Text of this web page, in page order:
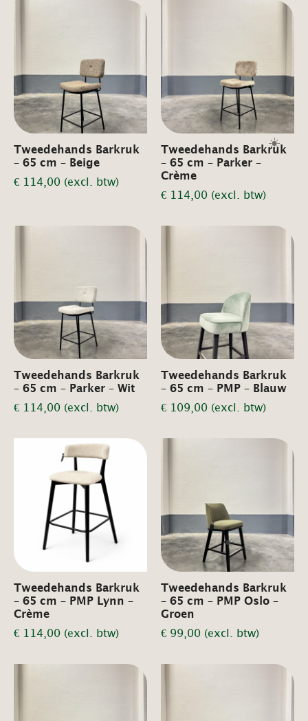
Tweedehands Barkruk
– 65 cm – Beige
€ 114,00 (excl. btw)
Tweedehands Barkruk
– 65 cm – Parker –
Crème
€ 114,00 (excl. btw)
Tweedehands Barkruk
– 65 cm – Parker – Wit
€ 114,00 (excl. btw)
Tweedehands Barkruk
– 65 cm – PMP – Blauw
€ 109,00 (excl. btw)
Tweedehands Barkruk
– 65 cm – PMP Lynn –
Crème
€ 114,00 (excl. btw)
Tweedehands Barkruk
– 65 cm – PMP Oslo –
Groen
€ 99,00 (excl. btw)
☀️
☀️